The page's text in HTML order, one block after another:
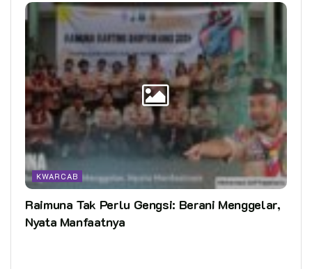
KWARCAB
Raimuna Tak Perlu Gengsi: Berani Menggelar,
Nyata Manfaatnya